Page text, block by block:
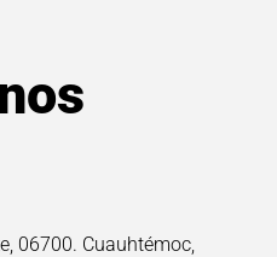
06700. Cuauhtémoc,